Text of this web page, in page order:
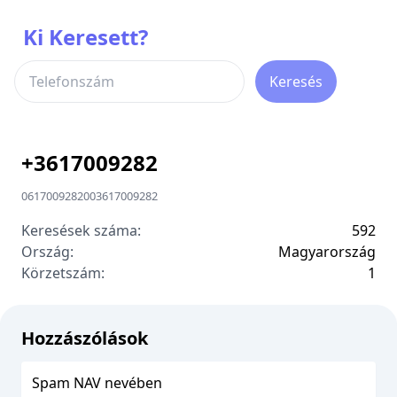
Ki Keresett?
Keresés
+3617009282
0617009282003617009282
Keresések száma:
592
Ország:
Magyarország
Körzetszám:
1
Hozzászólások
Spam NAV nevében